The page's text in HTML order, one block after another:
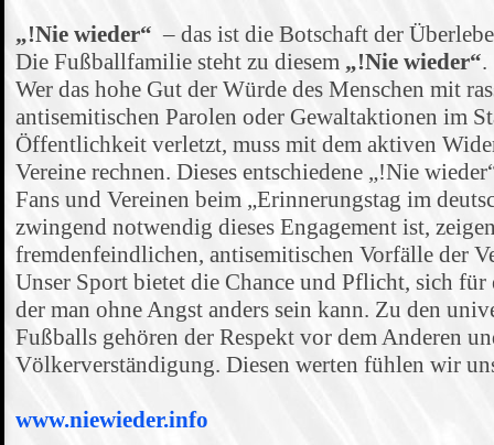
„!Nie wieder“ – das ist die Botschaft der
Die Fußballfamilie steht zu diesem „!Nie wieder“.
Wer das hohe Gut der Würde des Menschen mit
antisemitischen Parolen oder Gewaltaktionen im
Öffentlichkeit verletzt, muss mit dem aktiven
Vereine rechnen. Dieses entschiedene „!Nie
Fans und Vereinen beim „Erinnerungstag im
zwingend notwendig dieses Engagement ist,
fremdenfeindlichen, antisemitischen Vorfälle der
Unser Sport bietet die Chance und Pflicht, sich für
der man ohne Angst anders sein kann. Zu den
Fußballs gehören der Respekt vor dem Anderen
Völkerverständigung. Diesen werten fühlen wir
www.niewieder.info